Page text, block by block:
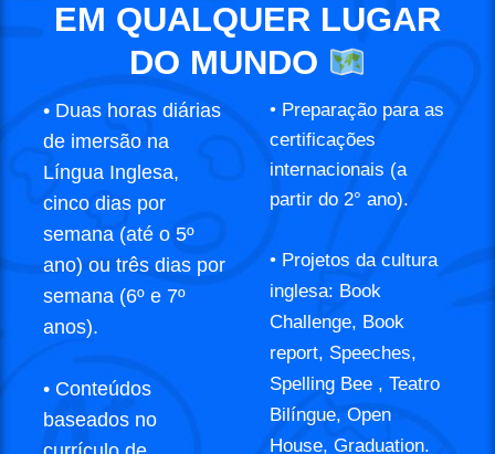
EM QUALQUER LUGAR
DO MUNDO
• Duas horas diárias
de imersão na
Língua Inglesa,
cinco dias por
semana (até o 5º
ano) ou três dias por
semana (6º e 7º
anos).
• Conteúdos
baseados no
• Preparação para as
certificações
internacionais (a
partir do 2° ano).
• Projetos da cultura
inglesa: Book
Challenge, Book
report, Speeches,
Spelling Bee , Teatro
Bilíngue, Open
House, Graduation.